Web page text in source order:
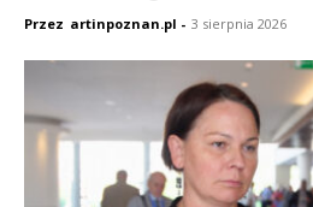
Przez artinpoznan.pl - 3 sierpnia 2026